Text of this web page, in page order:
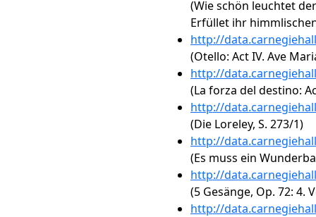
(Wie schön leuchtet
Erfüllet ihr
http://
(Otello: Act IV. Ave
http://
(La forza del destino:
http://
(Die Loreley, S. 273/1)
http://
(Es muss ein
http://
(5 Gesänge, Op. 72: 4.
http://